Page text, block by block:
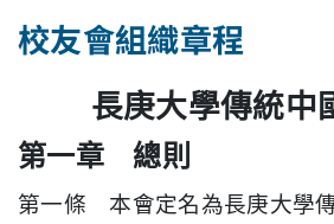
校友會組織章程
長庚大學傳統中
第一章 總則
第一條 本會定名為長庚大學